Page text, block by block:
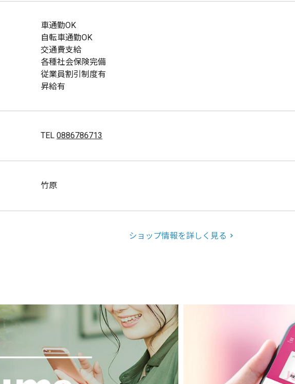
車通勤OK
自転車通勤OK
交通費支給
各種社会保険完備
従業員割引制度有
昇給有
TEL 0886786713
竹原
ショップ情報を詳しく見る